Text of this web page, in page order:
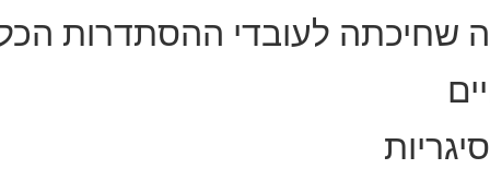
שחיכתה לעובדי ההסתדרות